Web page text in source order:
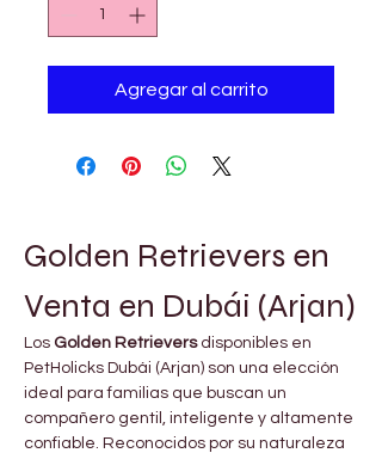
Agregar al carrito
Golden Retrievers en
Venta en Dubái (Arjan)
Los Golden Retrievers disponibles en
PetHolicks Dubái (Arjan) son una elección
ideal para familias que buscan un
compañero gentil, inteligente y altamente
confiable. Reconocidos por su naturaleza